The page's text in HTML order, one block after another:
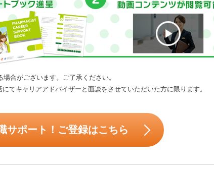
合がございます。ご了承ください。
てキャリアアドバイザーと面談をさせていただいた方に限ります。
サポート！ご登録はこちら